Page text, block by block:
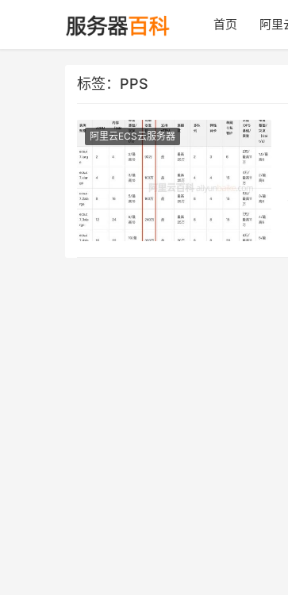
首页 阿里
标签：PPS
阿里云ECS云服务器